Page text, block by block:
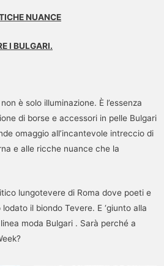
NUANCE
I BULGARI.
è solo illuminazione. È l’essenza
di borse e accessori in pelle Bulgari
omaggio all’incantevole intreccio di
e alle ricche nuance che la
lungotevere di Roma dove poeti e
il biondo Tevere. E ‘giunto alla
moda Bulgari . Sarà perché a